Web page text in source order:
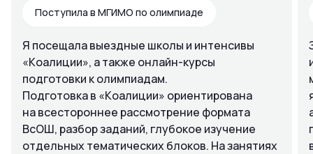
Поступила в МГИМО по олимпиаде
Я посещала выездные школы и интенсивы
«Коалиции», а также онлайн-курсы
подготовки к олимпиадам.
Подготовка в «Коалиции» ориентирована
на всестороннее рассмотрение формата
ВсОШ, разбор заданий, глубокое изучение
отдельных тематических блоков. На занятиях